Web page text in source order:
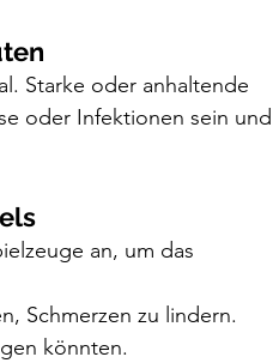
Starke oder anhaltende
oder Infektionen sein und
an, um das
Schmerzen zu lindern.
könnten.